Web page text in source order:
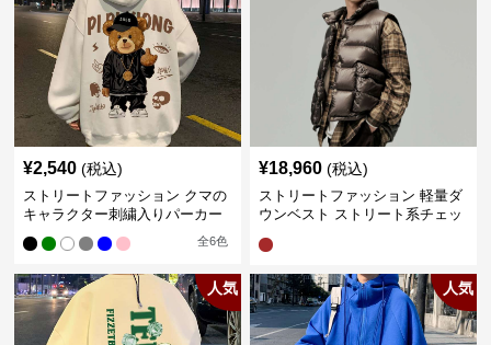
¥2,540 (税込)
ストリートファッション クマの
キャラクター刺繍入りパーカー
全6色
¥18,960 (税込)
ストリートファッション 軽量ダ
ウンベスト ストリート系チェッ
人気 人気